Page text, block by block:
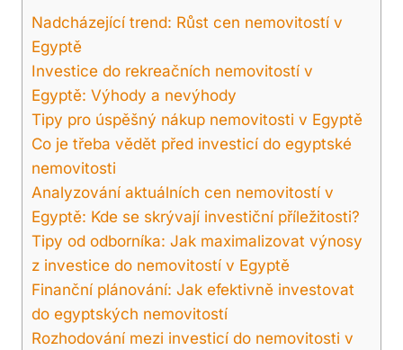
Nadcházející trend:‌ Růst cen⁤ nemovitostí v
Egyptě
Investice ​do rekreačních⁢ nemovitostí v
Egyptě: Výhody a nevýhody
Tipy ⁤pro úspěšný nákup nemovitosti v Egyptě
Co je třeba vědět před ‍investicí⁢ do egyptské
nemovitosti
Analyzování​ aktuálních cen nemovitostí v
Egyptě: Kde ‍se ⁤skrývají ⁣investiční⁢ příležitosti?
Tipy od odborníka: Jak ​maximalizovat‌ výnosy
⁤z‍ investice do nemovitostí v Egyptě
Finanční plánování:‍ Jak‌ efektivně investovat
do egyptských nemovitostí
Rozhodování mezi investicí do nemovitosti ‌v